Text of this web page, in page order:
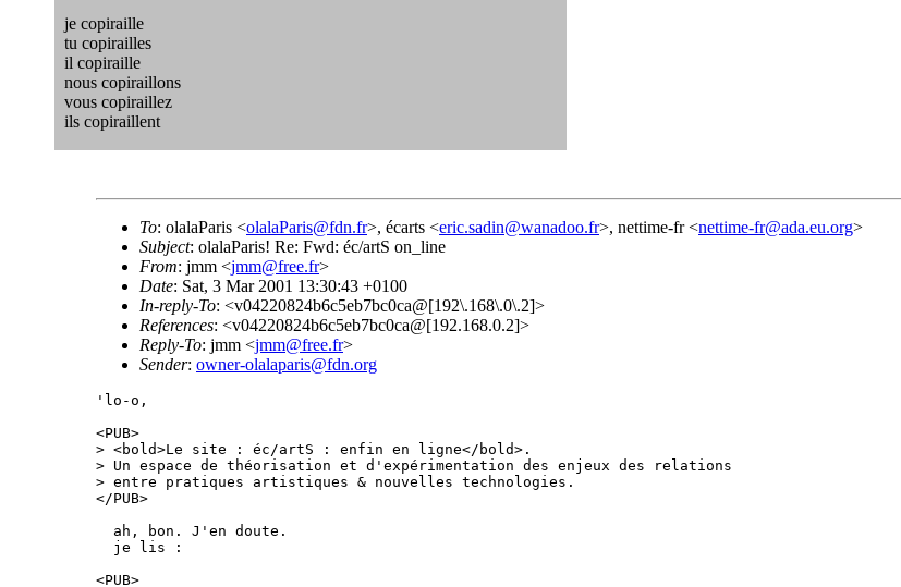
je copiraille
tu copirailles
il copiraille
nous copiraillons
vous copiraillez
ils copiraillent
To: olalaParis <olalaParis@fdn.fr>, écarts <eric.sadin@wanadoo.fr>, nettime-fr <nettime-fr@ada.eu.org>
Subject: olalaParis! Re: Fwd: éc/artS on_line
From: jmm <jmm@free.fr>
Date: Sat, 3 Mar 2001 13:30:43 +0100
In-reply-To: <v04220824b6c5eb7bc0ca@[192\.168\.0\.2]>
References: <v04220824b6c5eb7bc0ca@[192.168.0.2]>
Reply-To: jmm <jmm@free.fr>
Sender: owner-olalaparis@fdn.org
'lo-o,
<PUB>
> <bold>Le site : éc/artS : enfin en ligne</bold>.
> Un espace de théorisation et d'expérimentation des enjeux des relations
> entre pratiques artistiques & nouvelles technologies.
</PUB>
  ah, bon. J'en doute.
  je lis :